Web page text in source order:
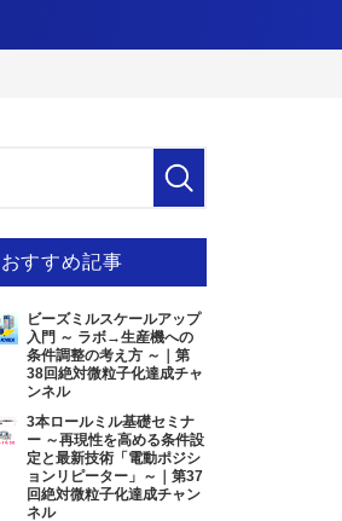
おすすめ記事
ビーズミルスケールアップ
入門 ～ ラボ→生産機への
条件調整の考え方 ～｜第
38回絶対微粒子化達成チャ
ンネル
3本ロールミル基礎セミナ
ー ～再現性を高める条件設
定と最新技術「電動ポジシ
ョンリピーター」～｜第37
回絶対微粒子化達成チャン
ネル